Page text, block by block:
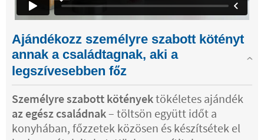
Ajándékozz személyre szabott kötényt
annak a családtagnak, aki a
legszívesebben főz
Személyre szabott kötényektökéletes ajándék
az egész családnak– töltsön együtt időt a
konyhában, főzzetek közösen és készítsétek el